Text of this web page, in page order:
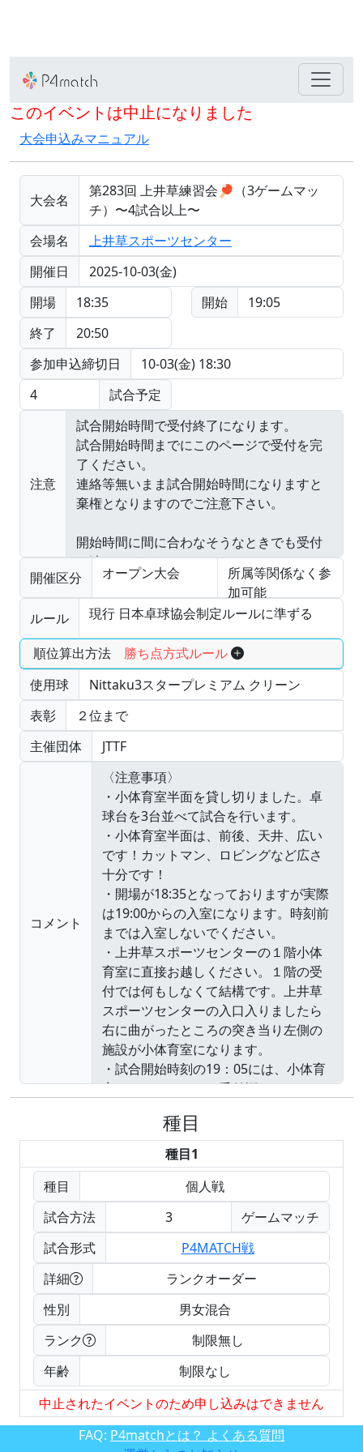
このイベントは中止になりました
大会申込みマニュアル
大会名
第283回 上井草練習会🏓（3ゲームマッ
チ）〜4試合以上〜
会場名
上井草スポーツセンター
開催日
2025-10-03(金)
開場
18:35 開始
19:05
終了
20:50
参加申込締切日
10-03(金) 18:30
4
試合予定
注意
開催区分 オープン大会
所属等関係なく参
加可能
ルール
現行 日本卓球協会制定ルールに準ずる
順位算出方法 勝ち点方式ルール
使用球
Nittaku3スタープレミアム クリーン
表彰
２位まで
主催団体
JTTF
コメント
種目
種目1
種目
個人戦
試合方法
3
ゲームマッチ
試合形式
P4MATCH戦
詳細
ランクオーダー
性別
男女混合
ランク
制限無し
年齢
制限なし
中止されたイベントのため申し込みはできません
FAQ: P4matchとは？ よくある質問